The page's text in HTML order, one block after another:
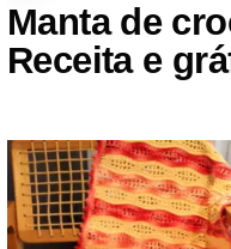
Manta de
Receita e